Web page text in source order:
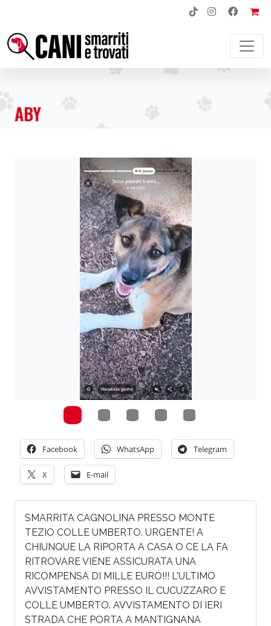
NAVIGAZIONE PRINCIPALE
ABY
Facebook WhatsApp Telegram
X E-mail
SMARRITA CAGNOLINA PRESSO MONTE
TEZIO COLLE UMBERTO. URGENTE! A
CHIUNQUE LA RIPORTA A CASA O CE LA FA
RITROVARE VIENE ASSICURATA UNA
RICOMPENSA DI MILLE EURO!!! L'ULTIMO
AVVISTAMENTO PRESSO IL CUCUZZARO E
COLLE UMBERTO. AVVISTAMENTO DI IERI
STRADA CHE PORTA A MANTIGNANA